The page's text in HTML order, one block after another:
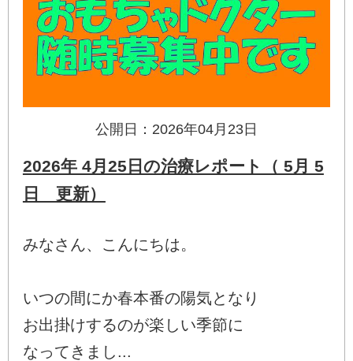
公開日：2026年04月23日
2026年 4月25日の治療レポート（ 5月 5
日 更新）
みなさん、こんにちは。
いつの間にか春本番の陽気となり
お出掛けするのが楽しい季節に
なってきまし...